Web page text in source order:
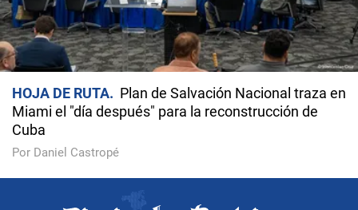
HOJA DE RUTA
Plan de Salvación Nacional traza en
Miami el "día después" para la reconstrucción de
Cuba
Por Daniel Castropé